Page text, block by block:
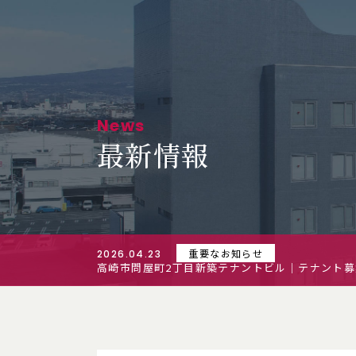
News
最新情報
2026.04.23 重要なお知らせ
高崎市問屋町2丁目新築テナントビル｜テナント